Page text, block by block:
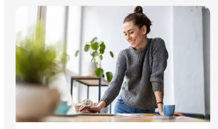
Lire l'article